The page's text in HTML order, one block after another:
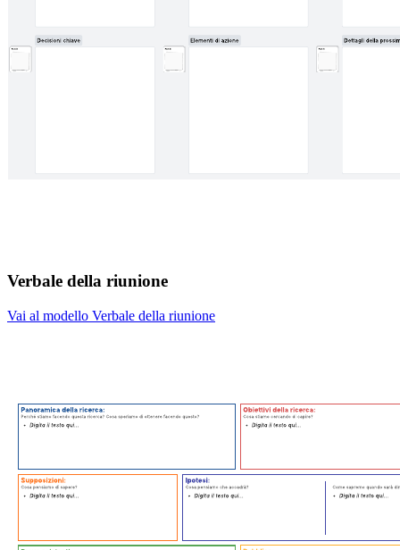
Verbale della riunione
Vai al modello Verbale della riunione